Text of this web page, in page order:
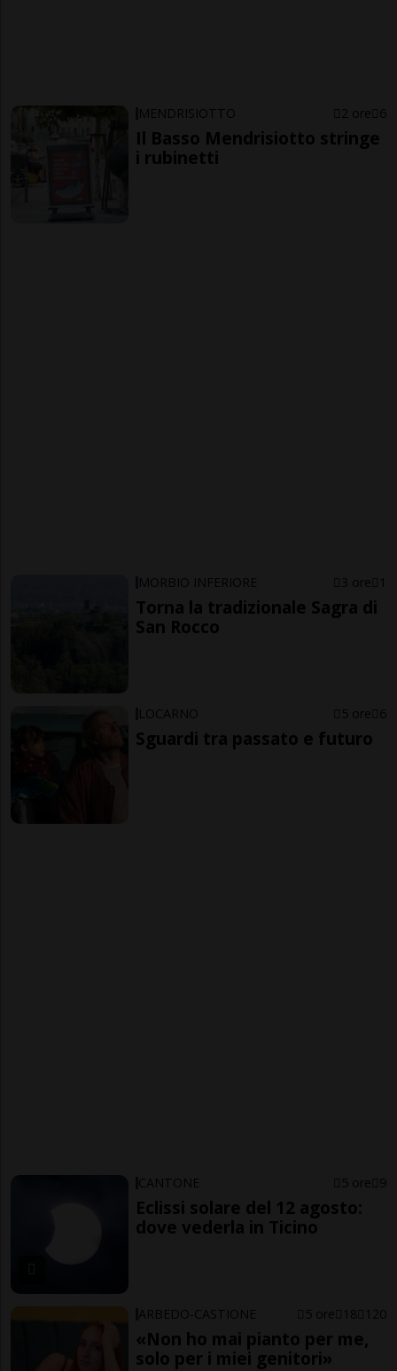
MENDRISIOTTO 2 ore 6
Il Basso Mendrisiotto stringe
i rubinetti
MORBIO INFERIORE 3 ore 1
Torna la tradizionale Sagra di
San Rocco
LOCARNO 5 ore 6
Sguardi tra passato e futuro
CANTONE 5 ore 9
Eclissi solare del 12 agosto:
dove vederla in Ticino
ARBEDO-CASTIONE 5 ore 18 120
«Non ho mai pianto per me,
solo per i miei genitori»